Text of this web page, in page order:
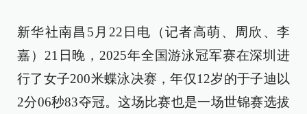
新华社南昌5月22日电（记者高萌、周欣、李
嘉）21日晚，2025年全国游泳冠军赛在深圳进
行了女子200米蝶泳决赛，年仅12岁的于子迪以
2分06秒83夺冠。这场比赛也是一场世锦赛选拔